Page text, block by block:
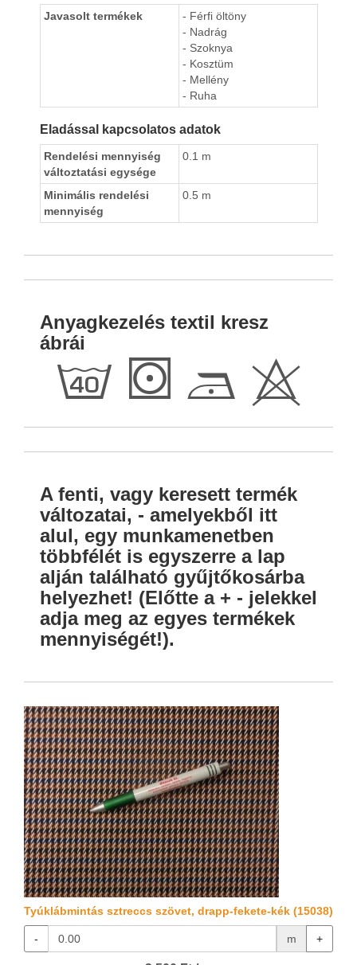
Javasolt termékek
- Férfi öltöny
- Nadrág
- Szoknya
- Kosztüm
- Mellény
- Ruha
Eladással kapcsolatos adatok
Rendelési mennyiség
változtatási egysége
0.1 m
Minimális rendelési
mennyiség
0.5 m
Anyagkezelés textil kresz
ábrái
h S D H
A fenti, vagy keresett termék
változatai, - amelyekből itt
alul, egy munkamenetben
többfélét is egyszerre a lap
alján található gyűjtőkosárba
helyezhet! (Előtte a + - jelekkel
adja meg az egyes termékek
mennyiségét!).
Tyúklábmintás sztreccs szövet, drapp-fekete-kék (15038)
- m +